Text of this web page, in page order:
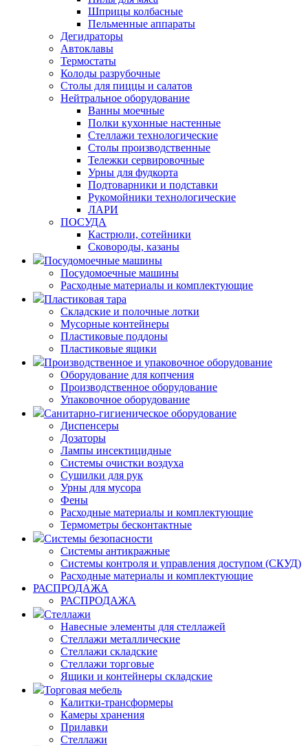
Шприцы колбасные
Пельменные аппараты
Дегидраторы
Автоклавы
Термостаты
Колоды разрубочные
Столы для пиццы и салатов
Нейтральное оборудование
Ванны моечные
Полки кухонные настенные
Стеллажи технологические
Столы производственные
Тележки сервировочные
Урны для фудкорта
Подтоварники и подставки
Рукомойники технологические
ЛАРИ
ПОСУДА
Кастрюли, сотейники
Сковороды, казаны
Посудомоечные машины
Посудомоечные машины
Расходные материалы и комплектующие
Пластиковая тара
Складские и полочные лотки
Мусорные контейнеры
Пластиковые поддоны
Пластиковые ящики
Производственное и упаковочное оборудование
Оборудование для копчения
Производственное оборудование
Упаковочное оборудование
Санитарно-гигиеническое оборудование
Диспенсеры
Дозаторы
Лампы инсектицидные
Системы очистки воздуха
Сушилки для рук
Урны для мусора
Фены
Расходные материалы и комплектующие
Термометры бесконтактные
Системы безопасности
Системы антикражные
Системы контроля и управления доступом (СКУД)
Расходные материалы и комплектующие
РАСПРОДАЖА
РАСПРОДАЖА
Стеллажи
Навесные элементы для стеллажей
Стеллажи металлические
Стеллажи складские
Стеллажи торговые
Ящики и контейнеры складские
Торговая мебель
Калитки-трансформеры
Камеры хранения
Прилавки
Стеллажи